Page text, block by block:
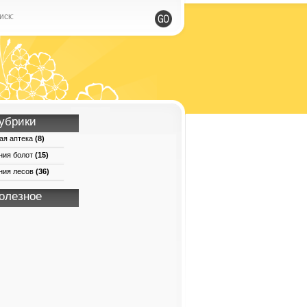
аптека (8)
болот (15)
лесов (36)